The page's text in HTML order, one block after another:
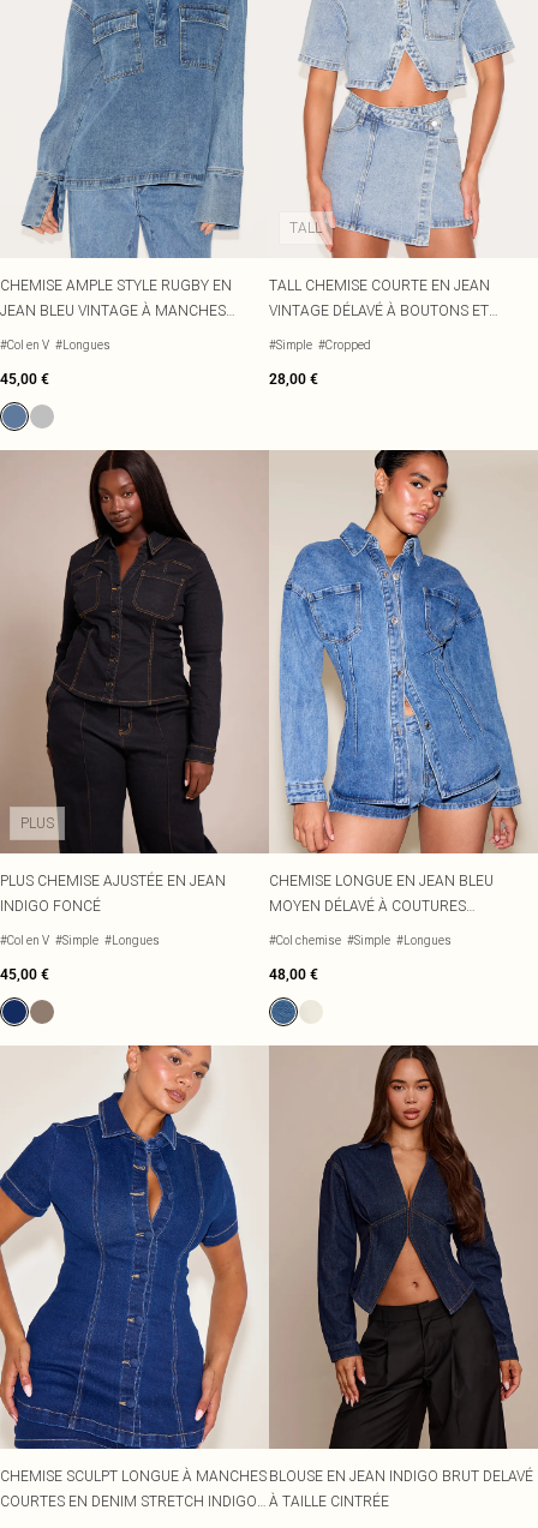
CHEMISE AMPLE STYLE RUGBY EN
JEAN BLEU VINTAGE À MANCHES
LONGUES
#Col en V #Longues
45,00 €
TALL
TALL CHEMISE COURTE EN JEAN
VINTAGE DÉLAVÉ À BOUTONS ET
MANCHES COURTES
#Simple #Cropped
28,00 €
PLUS
PLUS CHEMISE AJUSTÉE EN JEAN
INDIGO FONCÉ
#Col en V #Simple #Longues
45,00 €
CHEMISE LONGUE EN JEAN BLEU
MOYEN DÉLAVÉ À COUTURES
CONTRASTANTES ET TAILLE CINTRÉE
#Col chemise #Simple #Longues
48,00 €
CHEMISE SCULPT LONGUE À MANCHES
COURTES EN DENIM STRETCH INDIGO
BLOUSE EN JEAN INDIGO BRUT DELAVÉ
À TAILLE CINTRÉE